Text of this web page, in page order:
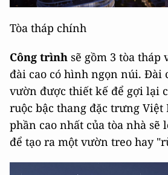
Tòa tháp chính
Công trình sẽ gồm 3 tòa
đài cao có hình ngọn núi. Đài
vườn được thiết kế để gợi lại
ruộc bậc thang đặc trưng
phần cao nhất của tòa nhà sẽ
để tạo ra một vườn treo hay